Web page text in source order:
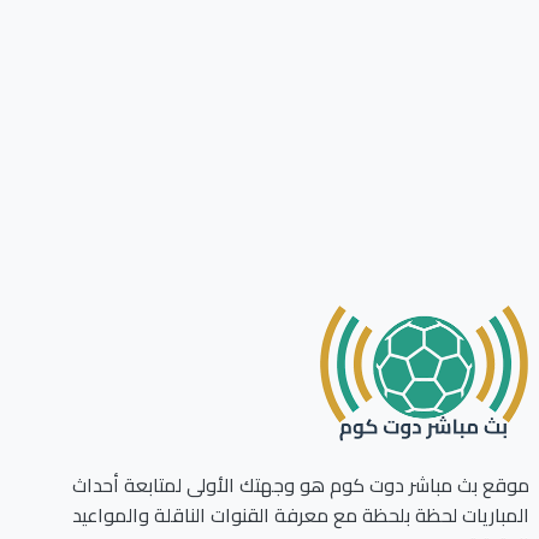
بث مباشر دوت كوم هو وجهتك الأولى لمتابعة أحداث
لحظة بلحظة مع معرفة القنوات الناقلة والمواعيد